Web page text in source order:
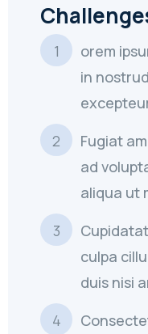
orem
in
Fugiat
ad
aliqua ut
culpa
duis nisi